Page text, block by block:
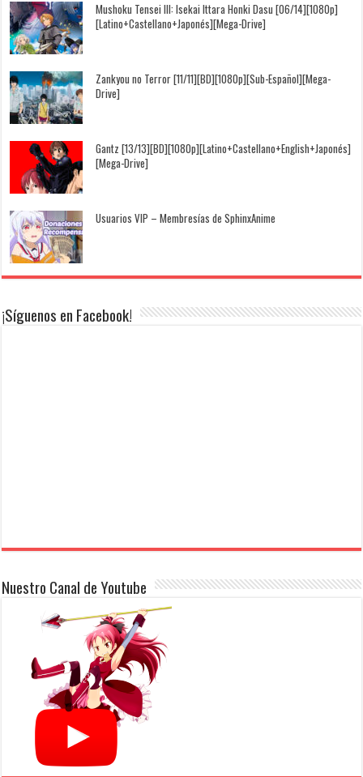
Mushoku Tensei III: Isekai Ittara Honki Dasu [06/14][1080p]
[Latino+Castellano+Japonés][Mega-Drive]
Zankyou no Terror [11/11][BD][1080p][Sub-Español][Mega-
Drive]
Gantz [13/13][BD][1080p][Latino+Castellano+English+Japonés]
[Mega-Drive]
Usuarios VIP – Membresías de SphinxAnime
¡Síguenos en Facebook!
Nuestro Canal de Youtube